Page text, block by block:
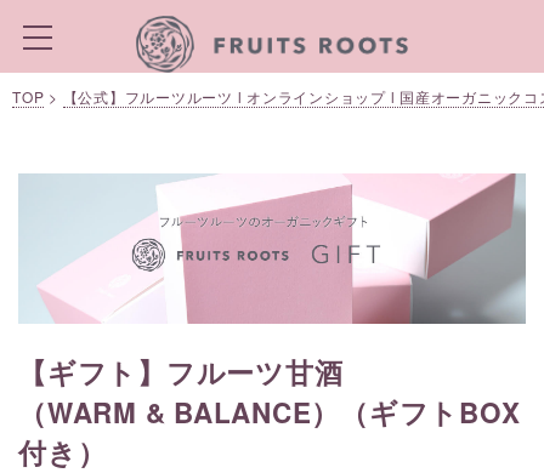
TOP > 【公式】フルーツルーツ l オンラインショップ l 国産オーガニック
【ギフト】フルーツ甘酒
（WARM & BALANCE）（ギフトBOX
付き）